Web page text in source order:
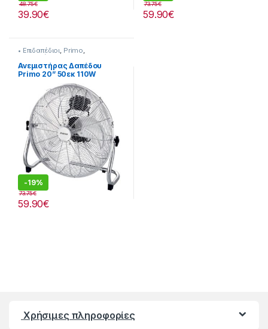
39.90€
48.75€
59.90€
73.75€
• Επιδαπέδιοι, Primo,
Ανεμιστήρες
Ανεμιστήρας Δαπέδου
Primo 20” 50εκ 110W
-19%
59.90€
73.75€
Χρήσιμες πληροφορίες